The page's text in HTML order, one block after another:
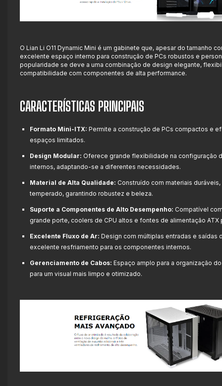
O Lian Li O11 Dynamic Mini é um gabinete que, apesar do tamanho
excelente espaço interno para construção de PCs robustos e
popularidade se deve a uma combinação de design elegante,
compatibilidade com componentes de alta performance.
CARACTERÍSTICAS PRINCIPAIS
Formato Mini-ITX: Permite a construção de PCs compactos e
espaços limitados.
Design Modular: Oferece grande flexibilidade na configuração
internos, adaptando-se a diferentes necessidades.
Material de Alta Qualidade: Construído com materiais
temperado, garantindo robustez e beleza.
Suporte a Componentes de Alto Desempenho: Compatível
grande porte, coolers de CPU altos e fontes de alimentação ATX
Excelente Fluxo de Ar: Design com múltiplas entradas e saídas
excelente resfriamento para os componentes internos.
Gerenciamento de Cabos: Espaço amplo para a organização
para um visual mais limpo e otimizado.